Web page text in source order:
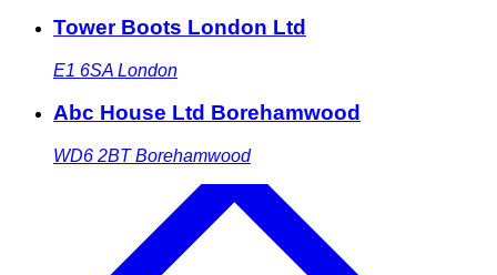
Tower Boots London Ltd
E1 6SA London
Abc House Ltd Borehamwood
WD6 2BT Borehamwood